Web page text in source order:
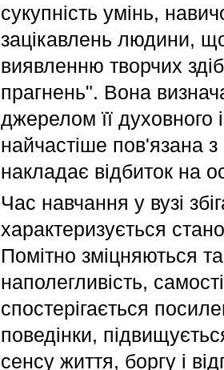
сукупність умінь,
зацікавлень людини,
виявленню творчих
прагнень". Вона
джерелом її духовного
найчастіше пов'язана
накладає відбиток на
Час навчання у вузі
характеризується
Помітно зміцняються
наполегливість,
спостерігається
поведінки,
сенсу життя, боргу і